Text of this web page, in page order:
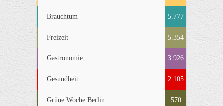
Brauchtum 5.777
Freizeit 5.354
Gastronomie 3.926
Gesundheit 2.105
Grüne Woche Berlin 570